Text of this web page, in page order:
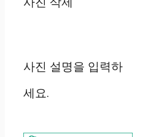
사진 설명을 입력하
세요.